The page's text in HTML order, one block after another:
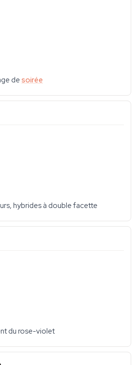
de soirée
hybrides à double facette
du rose-violet